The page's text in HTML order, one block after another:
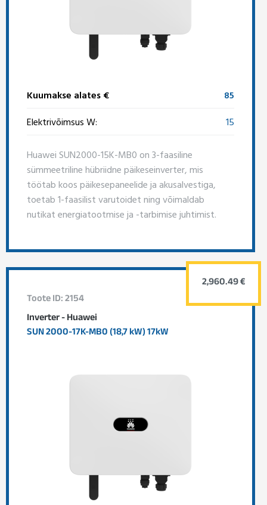
Kuumakse alates €
85
Elektrivõimsus W:
15
Huawei SUN2000-15K-MB0 on 3-faasiline
sümmeetriline hübriidne päikeseinverter, mis
töötab koos päikesepaneelide ja akusalvestiga,
toetab 1-faasilist varutoidet ning võimaldab
nutikat energiatootmise ja -tarbimise juhtimist.
Toote ID: 2154
Inverter - Huawei
SUN 2000-17K-MB0 (18,7 kW) 17kW
2,960.49 €